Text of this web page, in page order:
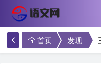
首页 发现